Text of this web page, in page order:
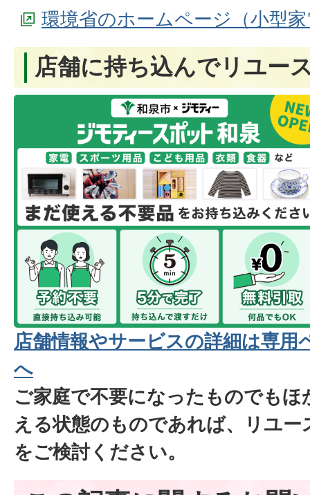
環境省のホームページ（小型
店舗に持ち込んでリユー
店舗情報やサービスの詳細は専用
へ
ご家庭で不要になったものでも
える状態のものであれば、リユ
をご検討ください。